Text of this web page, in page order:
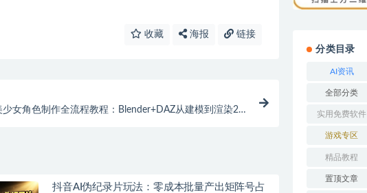
收藏 海报 链接
少女角色制作全流程教程：Blender+DAZ从建模到渲染25
抖音AI伪纪录片玩法：零成本批量产出矩阵号占
分类目录
AI资讯
全部分类
实用免费软件
游戏专区
精品教程
置顶文章